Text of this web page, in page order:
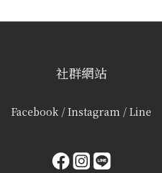
社群網站
Facebook / Instagram / Line